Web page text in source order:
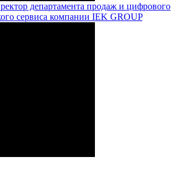
департамента продаж и цифрового
сервиса компании IEK GROUP